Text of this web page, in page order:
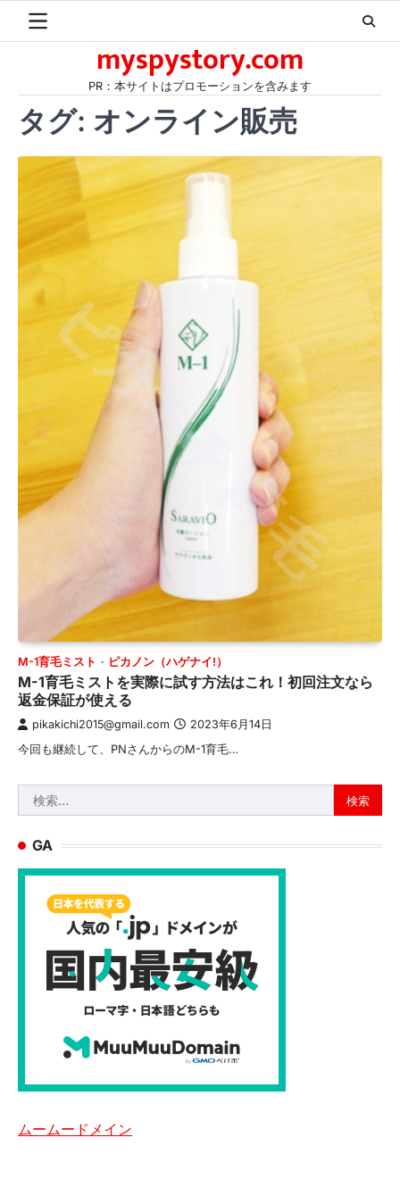
myspystory.com
PR：本サイトはプロモーションを含みます
タグ: オンライン販売
M-1育毛ミスト ピカノン（ハゲナイ!）
M-1育毛ミストを実際に試す方法はこれ！初回注文なら
返金保証が使える
pikakichi2015@gmail.com 2023年6月14日
今回も継続して、PNさんからのM-1育毛…
索:
GA
ムームードメイン